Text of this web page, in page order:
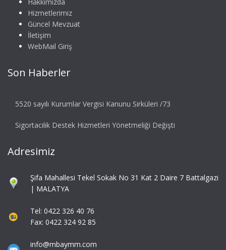
Hizmetlerimiz
Güncel Mevzuat
İletişim
WebMail Giriş
Son Haberler
5520 sayılı Kurumlar Vergisi Kanunu Sirküleri /73
Sigortacılık Destek Hizmetleri Yönetmeliği Değişti
Adresimiz
Şifa Mahallesi Tekel Sokak No 31 Kat 2 Daire 7 Battalgazi
| MALATYA
Tel: 0422 326 40 76
Fax: 0422 324 92 85
info@mbaymm.com